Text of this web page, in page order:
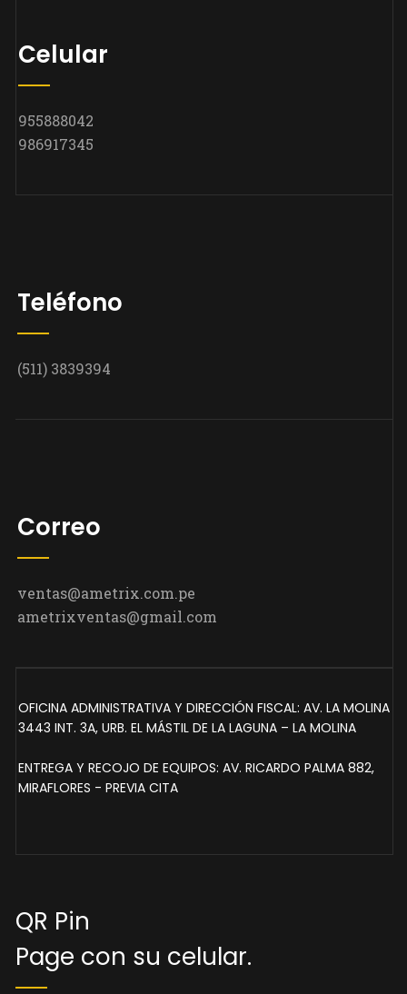
Celular
955888042
986917345
Teléfono
(511) 3839394
Correo
ventas@ametrix.com.pe
ametrixventas@gmail.com
OFICINA ADMINISTRATIVA Y DIRECCIÓN FISCAL: AV. LA MOLINA
3443 INT. 3A, URB. EL MÁSTIL DE LA LAGUNA – LA MOLINA
ENTREGA Y RECOJO DE EQUIPOS: AV. RICARDO PALMA 882,
MIRAFLORES - PREVIA CITA
QR Pin
Page con su celular.